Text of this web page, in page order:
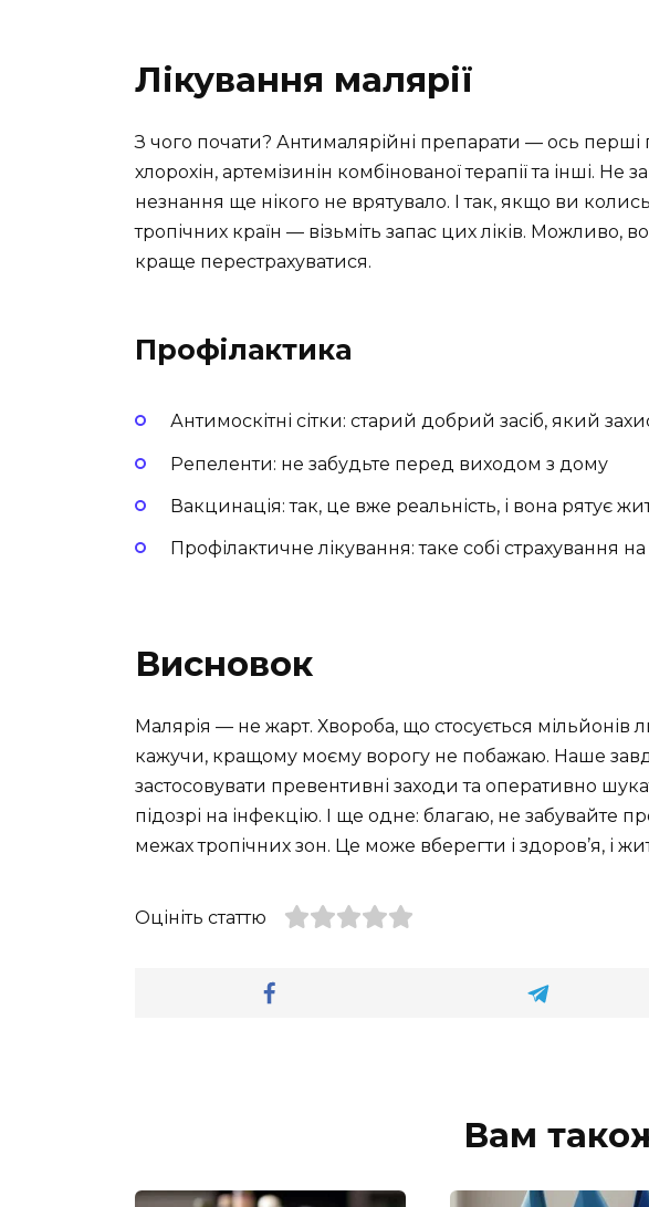
Лікування малярії
З чого почати? Антималярійні препарати — ось
хлорохін, артемізинін комбінованої терапії та інші.
незнання ще нікого не врятувало. І так, якщо ви
тропічних країн — візьміть запас цих ліків. Можливо,
краще перестрахуватися.
Профілактика
Антимоскітні сітки: старий добрий засіб, який
Репеленти: не забудьте перед виходом з дому
Вакцинація: так, це вже реальність, і вона рятує
Профілактичне лікування: таке собі страхування
Висновок
Малярія — не жарт. Хвороба, що стосується мільйонів
кажучи, кращому моєму ворогу не побажаю. Наше
застосовувати превентивні заходи та оперативно
підозрі на інфекцію. І ще одне: благаю, не забувайте
межах тропічних зон. Це може вберегти і здоров’я, і
Оцініть статтю
Вам